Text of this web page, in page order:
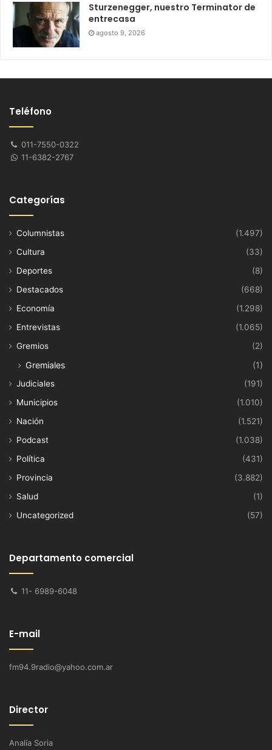
Sturzenegger, nuestro Terminator de
entrecasa
agosto 9, 2026
Teléfono
011-7550-0322
11-6382-2767
Categorías
Columnistas
(1.497)
Cultura
(33)
Deportes
(8)
Destacados
(668)
Economía
(1.298)
Entrevistas
(1.065)
Gremios
(2)
Gremiales (1)
Judiciales
(191)
Municipios
(1.010)
Nación
(1.521)
Podcast
(1.038)
Política
(431)
Provincia
(3.882)
Salud
(1)
Uncategorized
(57)
Departamento comercial
11- 6989-6048
E-mail
fm94.9radio@yahoo.com.ar
Director
Analía Soria